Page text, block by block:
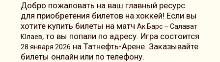
Добро пожаловать на ваш главный ресурс
для приобретения билетов на хоккей! Если вы
хотите купить билеты на матч Ак Барс – Салават
Юлаев, то вы попали по адресу. Игра состоится
28 января 2026 на Татнефть-Арене. Заказывайте
билеты онлайн или по телефону.